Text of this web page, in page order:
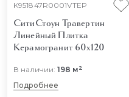
K951847R0001VTEP
СитиСтоун Травертин
Линейный Плитка
Керамогранит 60x120
В наличии: 198 м2
Подробнее